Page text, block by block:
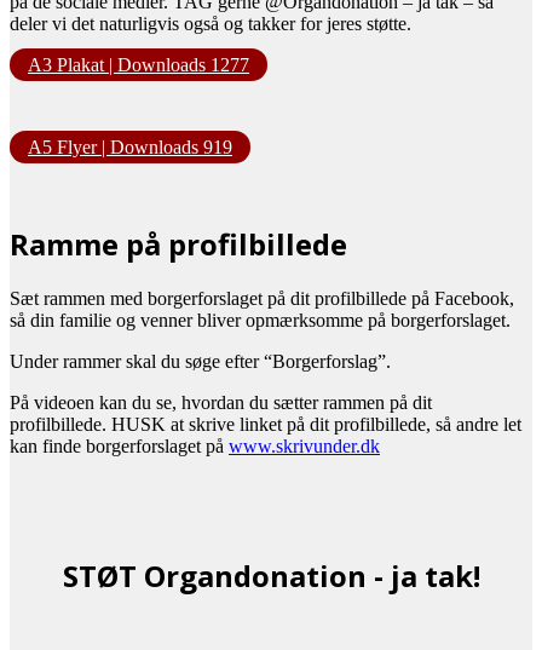
deler vi det naturligvis også og takker for jeres støtte.
A3 Plakat | Downloads 1277
A5 Flyer | Downloads 919
Ramme på profilbillede
Sæt rammen med borgerforslaget på dit profilbillede på Facebook,
så din familie og venner bliver opmærksomme på borgerforslaget.
Under rammer skal du søge efter “Borgerforslag”.
På videoen kan du se, hvordan du sætter rammen på dit
profilbillede. HUSK at skrive linket på dit profilbillede, så andre let
kan finde borgerforslaget på www.skrivunder.dk
STØT Organdonation - ja tak!